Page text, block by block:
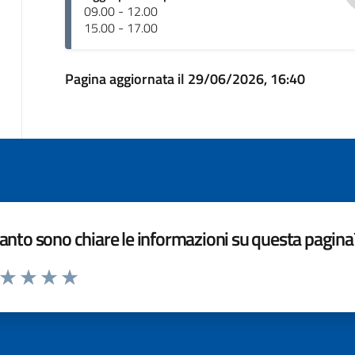
09.00 - 12.00
15.00 - 17.00
Pagina aggiornata il 29/06/2026, 16:40
sono chiare le informazioni su questa
da 1 a 5 stelle la pagina